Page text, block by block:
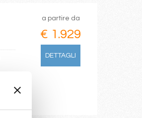
a partire da
€ 1.929
DETTAGLI